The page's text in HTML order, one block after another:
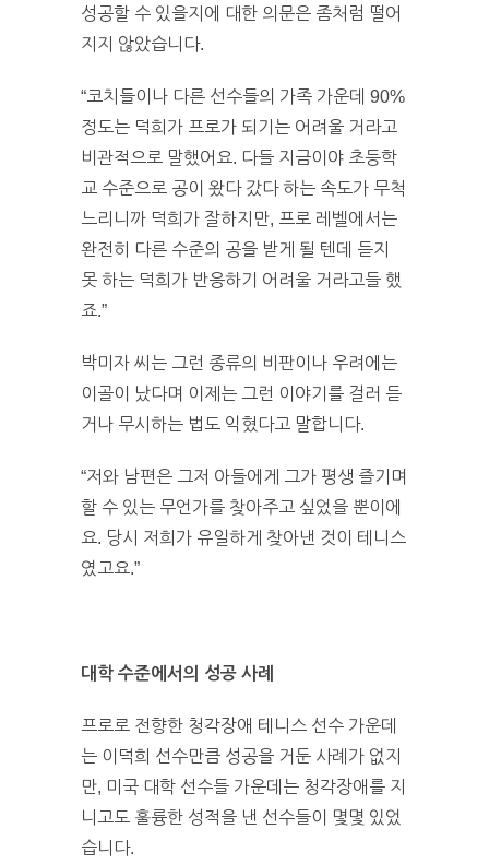
성공할 수 있을지에 대한 의문은 좀처럼 떨어
지지 않았습니다.
“코치들이나 다른 선수들의 가족 가운데 90%
정도는 덕희가 프로가 되기는 어려울 거라고
비관적으로 말했어요. 다들 지금이야 초등학
교 수준으로 공이 왔다 갔다 하는 속도가 무척
느리니까 덕희가 잘하지만, 프로 레벨에서는
완전히 다른 수준의 공을 받게 될 텐데 듣지
못 하는 덕희가 반응하기 어려울 거라고들 했
죠.”
박미자 씨는 그런 종류의 비판이나 우려에는
이골이 났다며 이제는 그런 이야기를 걸러 듣
거나 무시하는 법도 익혔다고 말합니다.
“저와 남편은 그저 아들에게 그가 평생 즐기며
할 수 있는 무언가를 찾아주고 싶었을 뿐이에
요. 당시 저희가 유일하게 찾아낸 것이 테니스
였고요.”
대학 수준에서의 성공 사례
프로로 전향한 청각장애 테니스 선수 가운데
는 이덕희 선수만큼 성공을 거둔 사례가 없지
만, 미국 대학 선수들 가운데는 청각장애를 지
니고도 훌륭한 성적을 낸 선수들이 몇몇 있었
습니다.